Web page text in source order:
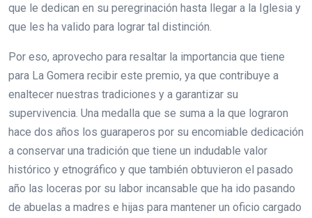
que le dedican en su peregrinación hasta llegar a la Iglesia y
que les ha valido para lograr tal distinción.
Por eso, aprovecho para resaltar la importancia que tiene
para La Gomera recibir este premio, ya que contribuye a
enaltecer nuestras tradiciones y a garantizar su
supervivencia. Una medalla que se suma a la que lograron
hace dos años los guaraperos por su encomiable dedicación
a conservar una tradición que tiene un indudable valor
histórico y etnográfico y que también obtuvieron el pasado
año las loceras por su labor incansable que ha ido pasando
de abuelas a madres e hijas para mantener un oficio cargado